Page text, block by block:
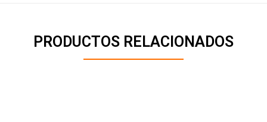
PRODUCTOS RELACIONADOS